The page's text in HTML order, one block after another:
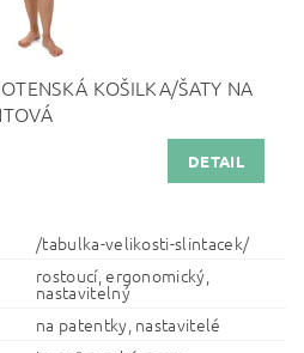
KOŠILKA/ŠATY NA
DETAIL
/tabulka-velikosti-slintacek/
rostoucí, ergonomický,
nastavitelný
na patentky, nastavitelé